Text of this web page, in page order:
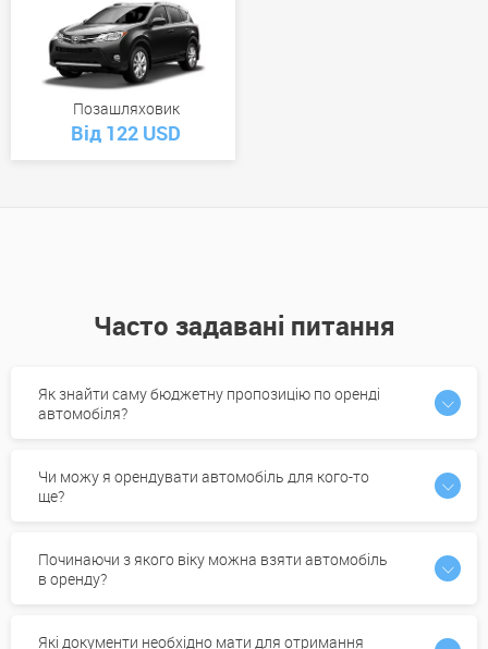
Позашляховик
Від 122 USD
Часто задавані питання
Як знайти саму бюджетну пропозицію по оренді
автомобіля?
Чи можу я орендувати автомобіль для кого-то
ще?
Починаючи з якого віку можна взяти автомобіль
в оренду?
Які документи необхідно мати для отримання